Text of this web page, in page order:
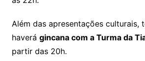
Além das apresentações culturais,
haverá gincana com a Turma da
partir das 20h.